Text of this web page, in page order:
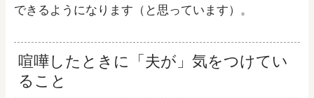
できるようになります（と思っています）。
喧嘩したときに「夫が」気をつけてい
ること